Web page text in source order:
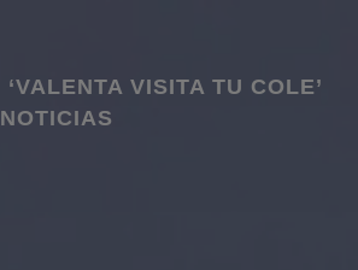
‘VALENTA VISITA TU COLE’
NOTICIAS